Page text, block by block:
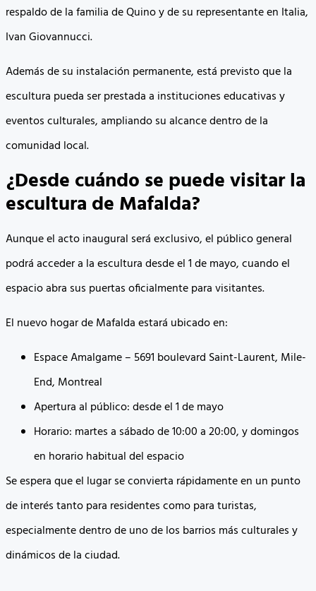
respaldo de la familia de Quino y de su representante en Italia,
Ivan Giovannucci.
Además de su instalación permanente, está previsto que la
escultura pueda ser prestada a instituciones educativas y
eventos culturales, ampliando su alcance dentro de la
comunidad local.
¿Desde cuándo se puede visitar la
escultura de Mafalda?
Aunque el acto inaugural será exclusivo, el público general
podrá acceder a la escultura desde el 1 de mayo, cuando el
espacio abra sus puertas oficialmente para visitantes.
El nuevo hogar de Mafalda estará ubicado en:
Espace Amalgame – 5691 boulevard Saint-Laurent, Mile-
End, Montreal
Apertura al público: desde el 1 de mayo
Horario: martes a sábado de 10:00 a 20:00, y domingos
en horario habitual del espacio
Se espera que el lugar se convierta rápidamente en un punto
de interés tanto para residentes como para turistas,
especialmente dentro de uno de los barrios más culturales y
dinámicos de la ciudad.